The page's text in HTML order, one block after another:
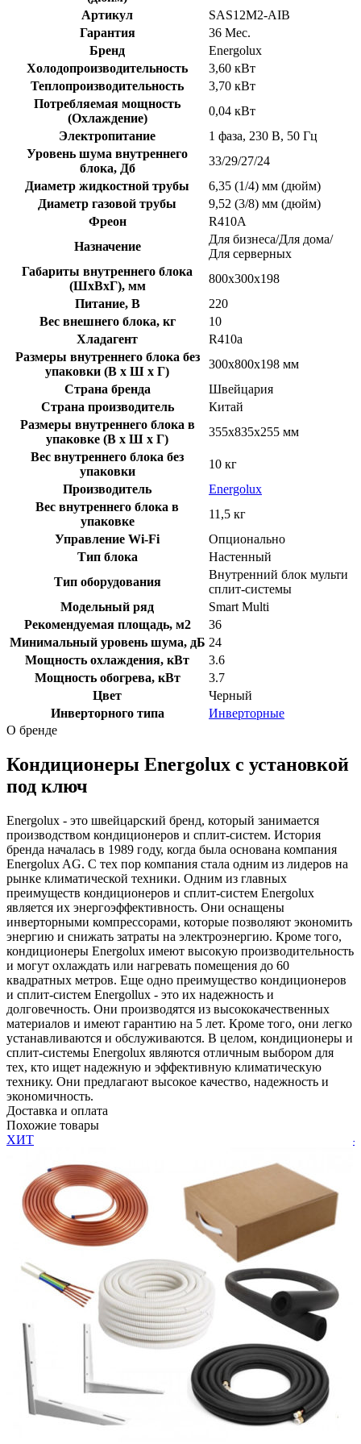
Артикул
SAS12M2-AIB
Гарантия
36 Мес.
Бренд
Energolux
Холодопроизводительность
3,60 кВт
Теплопроизводительность
3,70 кВт
Потребляемая мощность
(Охлаждение)
0,04 кВт
Электропитание
1 фаза, 230 В, 50 Гц
Уровень шума внутреннего
блока, Дб
33/29/27/24
Диаметр жидкостной трубы
6,35 (1/4) мм (дюйм)
Диаметр газовой трубы
9,52 (3/8) мм (дюйм)
Фреон
R410A
Назначение
Для бизнеса/Для дома/
Для серверных
Габариты внутреннего блока
(ШхВхГ), мм
800х300х198
Питание, В
220
Вес внешнего блока, кг
10
Хладагент
R410a
Размеры внутреннего блока без
упаковки (В х Ш х Г)
300х800х198 мм
Страна бренда
Швейцария
Страна производитель
Китай
Размеры внутреннего блока в
упаковке (В х Ш х Г)
355х835х255 мм
Вес внутреннего блока без
упаковки
10 кг
Производитель
Energolux
Вес внутреннего блока в
упаковке
11,5 кг
Управление Wi-Fi
Опционально
Тип блока
Настенный
Тип оборудования
Внутренний блок мульти
сплит-системы
Модельный ряд
Smart Multi
Рекомендуемая площадь, м2
36
Минимальный уровень шума, дБ 24
Мощность охлаждения, кВт
3.6
Мощность обогрева, кВт
3.7
Цвет
Черный
Инверторного типа
Инверторные
О бренде
Кондиционеры Energolux с установкой
под ключ
Energolux - это швейцарский бренд, который занимается
производством кондиционеров и сплит-систем. История
бренда началась в 1989 году, когда была основана компания
Energolux AG. С тех пор компания стала одним из лидеров на
рынке климатической техники. Одним из главных
преимуществ кондиционеров и сплит-систем Energolux
является их энергоэффективность. Они оснащены
инверторными компрессорами, которые позволяют экономить
энергию и снижать затраты на электроэнергию. Кроме того,
кондиционеры Energolux имеют высокую производительность
и могут охлаждать или нагревать помещения до 60
квадратных метров. Еще одно преимущество кондиционеров
и сплит-систем Energollux - это их надежность и
долговечность. Они производятся из высококачественных
материалов и имеют гарантию на 5 лет. Кроме того, они легко
устанавливаются и обслуживаются. В целом, кондиционеры и
сплит-системы Energolux являются отличным выбором для
тех, кто ищет надежную и эффективную климатическую
технику. Они предлагают высокое качество, надежность и
экономичность.
Доставка и оплата
Похожие товары
ХИТ
-